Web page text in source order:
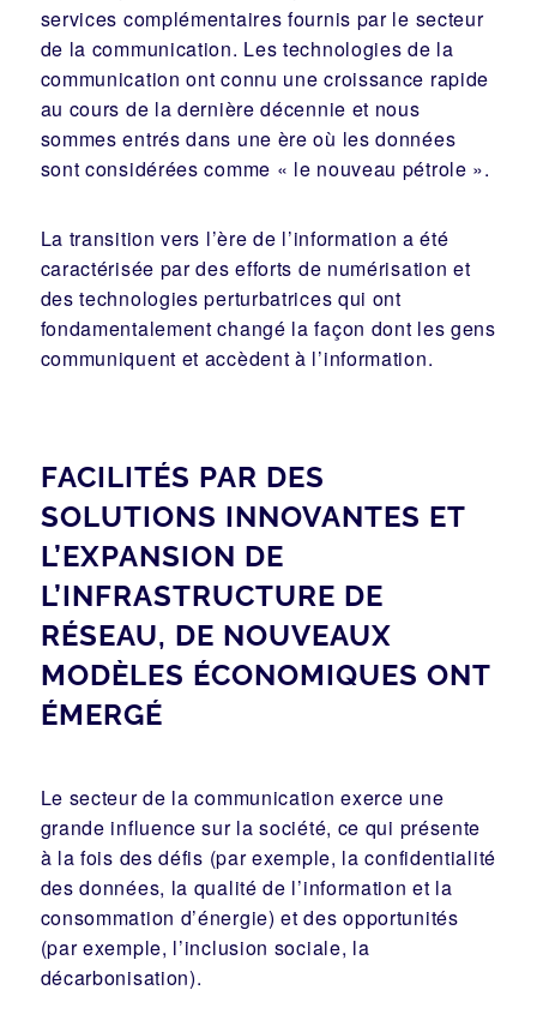
services complémentaires fournis par le secteur
de la communication. Les technologies de la
communication ont connu une croissance rapide
au cours de la dernière décennie et nous
sommes entrés dans une ère où les données
sont considérées comme « le nouveau pétrole ».
La transition vers l’ère de l’information a été
caractérisée par des efforts de numérisation et
des technologies perturbatrices qui ont
fondamentalement changé la façon dont les gens
communiquent et accèdent à l’information.
FACILITÉS PAR DES
SOLUTIONS INNOVANTES ET
L’EXPANSION DE
L’INFRASTRUCTURE DE
RÉSEAU, DE NOUVEAUX
MODÈLES ÉCONOMIQUES ONT
ÉMERGÉ
Le secteur de la communication exerce une
grande influence sur la société, ce qui présente
à la fois des défis (par exemple, la confidentialité
des données, la qualité de l’information et la
consommation d’énergie) et des opportunités
(par exemple, l’inclusion sociale, la
décarbonisation).